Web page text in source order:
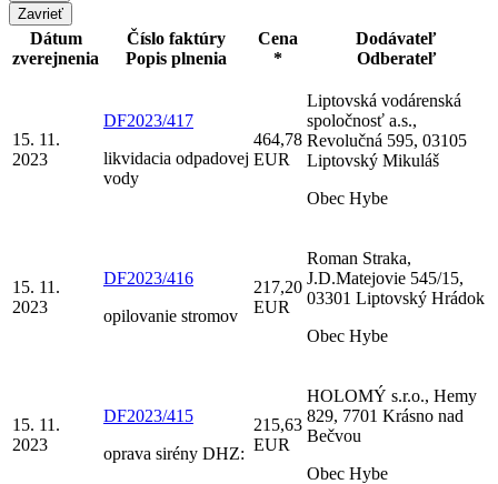
Zavrieť
Dátum
zverejnenia
Číslo faktúry
Popis plnenia
Cena
*
Dodávateľ
Odberateľ
15. 11.
2023
DF2023/417
likvidacia odpadovej
vody
464,78
EUR
Liptovská vodárenská
spoločnosť a.s.,
Revolučná 595, 03105
Liptovský Mikuláš
Obec Hybe
15. 11.
2023
DF2023/416
opilovanie stromov
217,20
EUR
Roman Straka,
J.D.Matejovie 545/15,
03301 Liptovský Hrádok
Obec Hybe
15. 11.
2023
DF2023/415
oprava sirény DHZ:
215,63
EUR
HOLOMÝ s.r.o., Hemy
829, 7701 Krásno nad
Bečvou
Obec Hybe